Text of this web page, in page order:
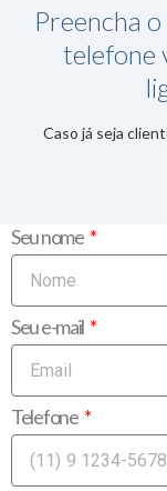
Preencha
telefone
Caso já seja
Seu nome
Seu e-mail
Telefone